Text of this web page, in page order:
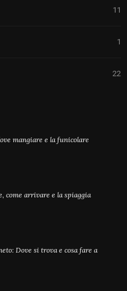
11
1
22
mangiare e la funicolare
come arrivare e la spiaggia
Dove si trova e cosa fare a